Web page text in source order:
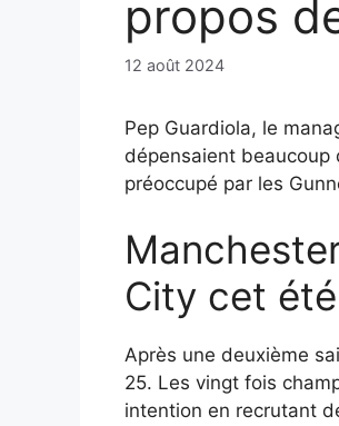
propos
12 août 2024
Pep Guardiola, le
dépensaient beaucoup
préoccupé par les
City cet été
Après une deuxième
25. Les vingt fois
intention en recrutant